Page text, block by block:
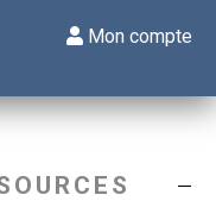
Mon compte